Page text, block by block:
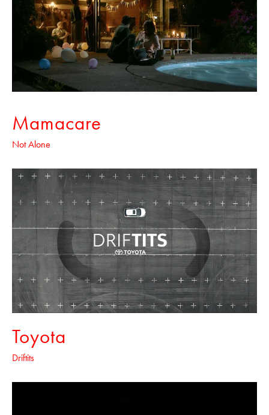
Mamacare
Not Alone
Toyota
Driftits